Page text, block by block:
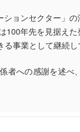
ョンセクター」
100年先を見据え
事業として継続し
者への感謝を述べ